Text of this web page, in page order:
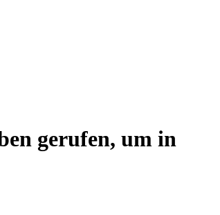
gerufen, um in